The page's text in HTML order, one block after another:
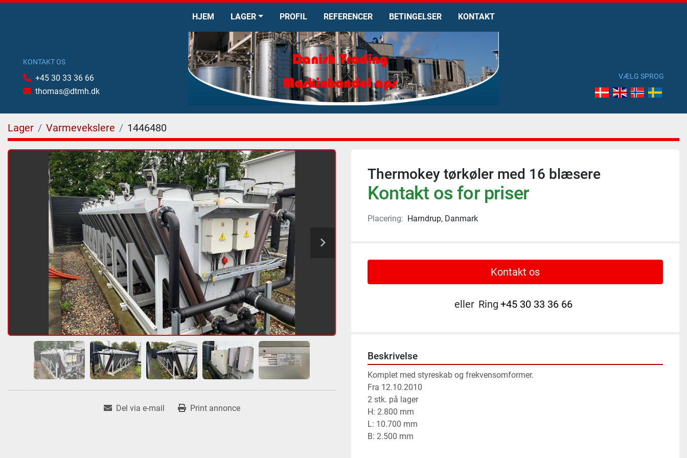
HJEM LAGER PROFIL REFERENCER BETINGELSER KONTAKT
KONTAKT OS
+45 30 33 36 66
thomas@dtmh.dk
VÆLG SPROG
Lager Varmevekslere 1446480
Del via e-mail Print annonce
Thermokey tørkøler med 16 blæsere
Kontakt os for priser
Placering: Harndrup, Danmark
Kontakt os
eller Ring +45 30 33 36 66
Beskrivelse
Komplet med styreskab og frekvensomformer.
Fra 12.10.2010
2 stk. på lager
H: 2.800 mm
L: 10.700 mm
B: 2.500 mm